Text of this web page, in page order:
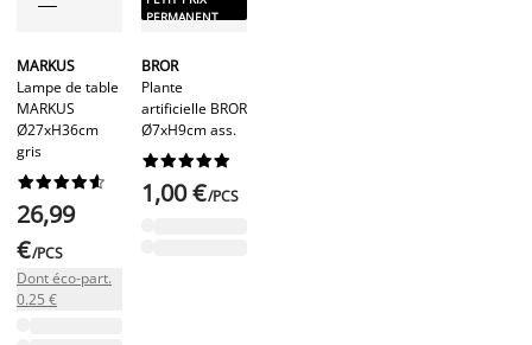
MARKUS
Lampe de table
MARKUS
Ø27xH36cm
gris






26,99
€/PCS
Dont éco-part.
0.25 €
PERMANENT
BROR
Plante
artificielle BROR
Ø7xH9cm ass.






1,00 €/PCS